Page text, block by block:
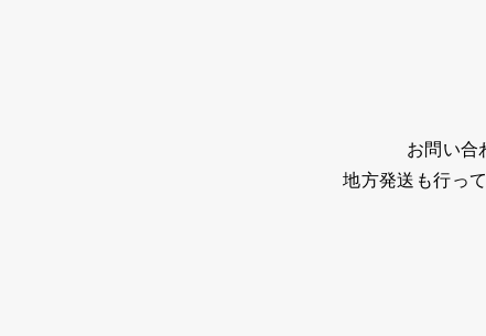
お問い合
地方発送も行っ